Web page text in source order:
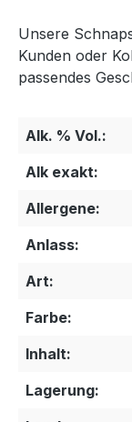
Unsere
Kunden oder
passendes
Alk. % Vol.:
Alk exakt:
Allergene:
Anlass:
Art:
Farbe:
Inhalt:
Lagerung: